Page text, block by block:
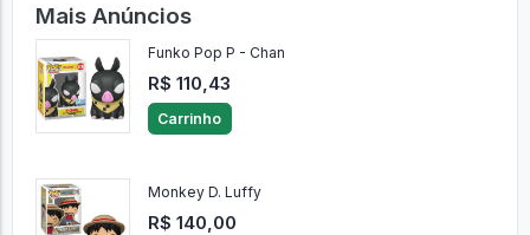
Mais Anúncios
Funko Pop P - Chan
R$ 110,43
Carrinho
Monkey D. Luffy
R$ 140,00